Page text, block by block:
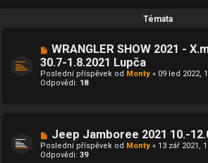
Témata
WRANGLER SHOW 2021 -
30.7-1.8.2021 Lupča
Poslední příspěvek od Monty « 09 led 2022,
Odpovědi: 18
Jeep Jamboree 2021 10.-
Poslední příspěvek od Monty « 13 zář 2021,
Odpovědi: 39